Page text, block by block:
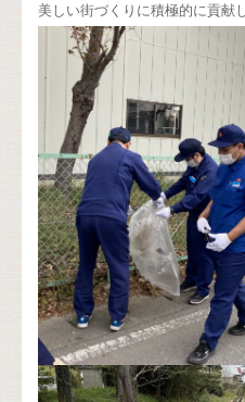
美しい街づくりに積極的に貢献